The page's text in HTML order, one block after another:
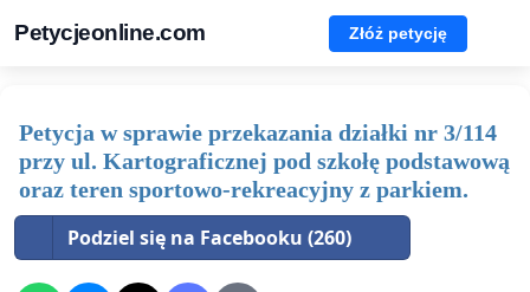
Petycjeonline.com Złóż petycję
Petycja w sprawie przekazania działki nr 3/114
przy ul. Kartograficznej pod szkołę podstawową
oraz teren sportowo-rekreacyjny z parkiem.
Podziel się na Facebooku (260)